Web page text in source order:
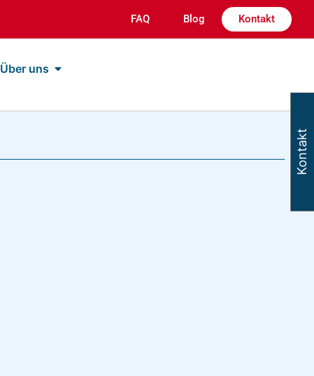
FAQ Blog Kontakt
Über uns
Kontakt